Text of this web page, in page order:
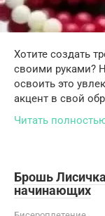
Хотите создать
своими руками?
освоить это
акцент в свой
Читать
Брошь
начинающих